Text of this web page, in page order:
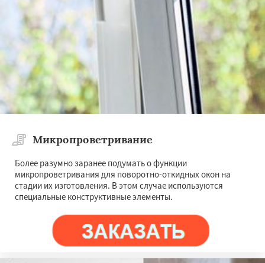
Микропроветривание
Более разумно заранее подумать о функции
микропроветривания для поворотно-откидных окон на
стадии их изготовления. В этом случае используются
специальные конструктивные элементы.